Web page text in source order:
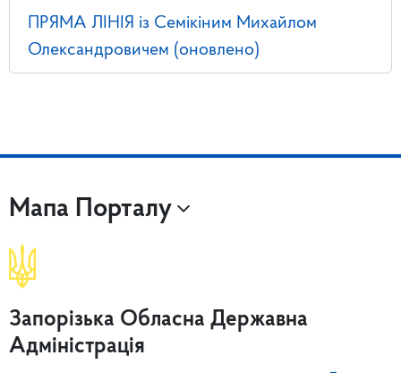
ПРЯМА ЛІНІЯ із Семікіним Михайлом
Олександровичем (оновлено)
Мапа Порталу
Запорізька Обласна Державна
Адміністрація